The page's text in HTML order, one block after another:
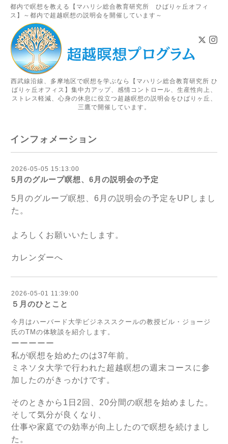
都内で瞑想を教える【マハリシ総合教育研究所 ひばりヶ丘オフィ
ス】～都内で超越瞑想の説明会を開催しています～
西武線沿線、多摩地区で瞑想を学ぶなら【マハリシ総合教育研究所 ひ
ばりヶ丘オフィス】集中力アップ、感情コントロール、生産性向上、
ストレス軽減、心身の休息に役立つ超越瞑想の説明会をひばりヶ丘、
三鷹で開催しています。
インフォメーション
2026-05-05 15:13:00
5月のグループ瞑想、6月の説明会の予定
5月のグループ瞑想、6月の説明会の予定を UPしまし
た。
よろしくお願いいたします。
カレンダーへ
2026-05-01 11:39:00
５月のひとこと
今月はハーバード大学ビジネススクールの教授ビル・ジョージ
氏のTMの体験談を紹介します。
ーーーーー
私が瞑想を始めたのは37年前。
ミネソタ大学で行われた超越瞑想の週末コースに参
加したのがきっかけです。
そのときから1日2回、20分間の瞑想を始めました。
そして気分が良くなり、
仕事や家庭での効率が向上したので瞑想を続けまし
た。